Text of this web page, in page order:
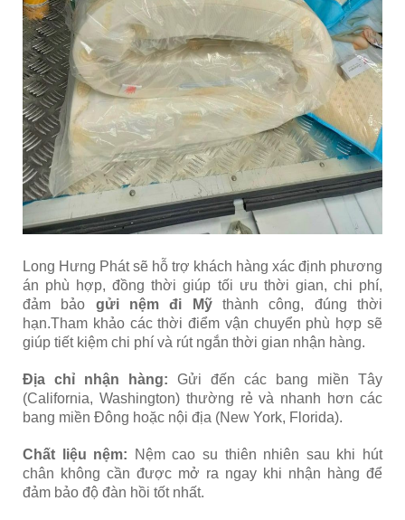
Long Hưng Phát sẽ hỗ trợ khách hàng xác định phương
án phù hợp, đồng thời giúp tối ưu thời gian, chi phí,
đảm bảo gửi nệm đi Mỹthành công, đúng thời
hạn.Tham khảo các thời điểm vận chuyển phù hợp sẽ
giúp tiết kiệm chi phí và rút ngắn thời gian nhận hàng.
Địa chỉ nhận hàng: Gửi đến các bang miền Tây
(California, Washington) thường rẻ và nhanh hơn các
bang miền Đông hoặc nội địa (New York, Florida).
Chất liệu nệm: Nệm cao su thiên nhiên sau khi hút
chân không cần được mở ra ngay khi nhận hàng để
đảm bảo độ đàn hồi tốt nhất.